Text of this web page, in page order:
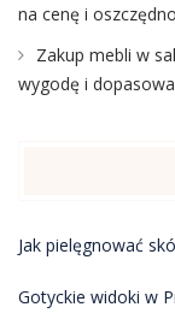
na cenę i
Zakup mebli w
wygodę i
Jak pielęgnować
Gotyckie widoki w